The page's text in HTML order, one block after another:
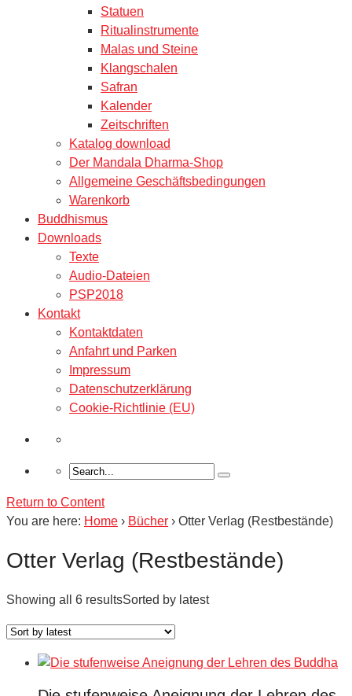
Statuen
Ritualinstrumente
Malas und Steine
Klangschalen
Safran
Kalender
Zeitschriften
Katalog download
Der Mandala Dharma-Shop
Allgemeine Geschäftsbedingungen
Warenkorb
Buddhismus
Downloads
Texte
Audio-Dateien
PSP2018
Kontakt
Kontaktdaten
Anfahrt und Parken
Impressum
Datenschutzerklärung
Cookie-Richtlinie (EU)
Return to Content
You are here: Home › Bücher › Otter Verlag (Restbestände)
Otter Verlag (Restbestände)
Showing all 6 resultsSorted by latest